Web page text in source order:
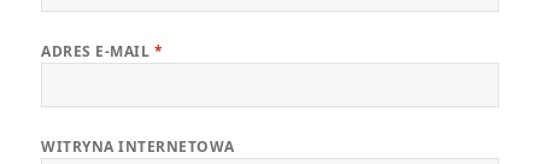
ADRES E-MAIL *
WITRYNA INTERNETOWA